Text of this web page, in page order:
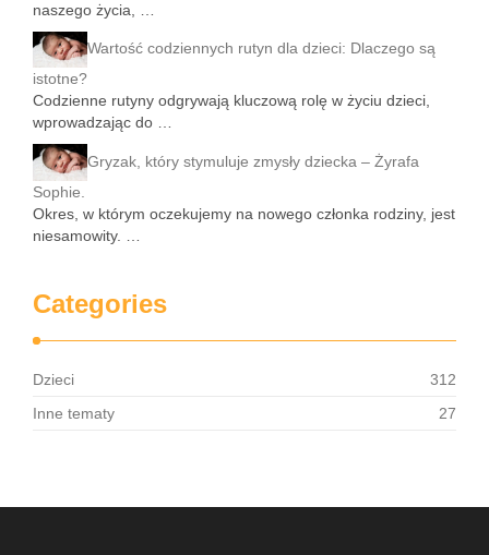
naszego życia, …
Wartość codziennych rutyn dla dzieci: Dlaczego są
istotne?
Codzienne rutyny odgrywają kluczową rolę w życiu dzieci,
wprowadzając do …
Gryzak, który stymuluje zmysły dziecka – Żyrafa
Sophie.
Okres, w którym oczekujemy na nowego członka rodziny, jest
niesamowity. …
Categories
Dzieci
312
Inne tematy
27